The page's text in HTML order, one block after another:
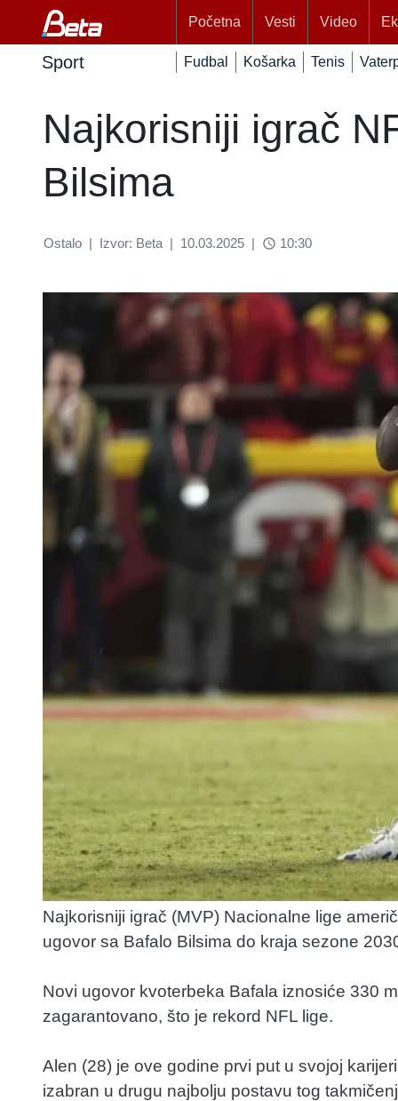
Početna Vesti Video
Sport Fudbal Košarka Tenis
Najkorisniji igrač
Bilsima
Ostalo | Izvor: Beta | 10.03.2025 | access_time 10:30
Najkorisniji igrač (MVP) Nacionalne lige
ugovor sa Bafalo Bilsima do kraja sezone
Novi ugovor kvoterbeka Bafala iznosiće 330
zagarantovano, što je rekord NFL lige.
Alen (28) je ove godine prvi put u svojoj
izabran u drugu najbolju postavu tog